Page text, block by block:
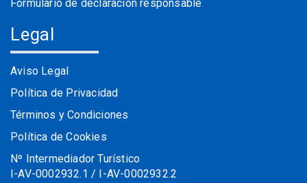
Formulario de declaración responsable
Legal
Aviso Legal
Política de Privacidad
Términos y Condiciones
Política de Cookies
Nº Intermediador Turístico
I-AV-0002932.1 / I-AV-0002932.2